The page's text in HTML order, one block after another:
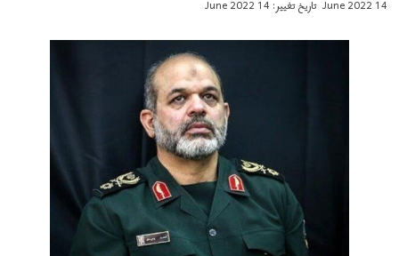
14 June 2022 تاریخ تغییر: 14 June 2022